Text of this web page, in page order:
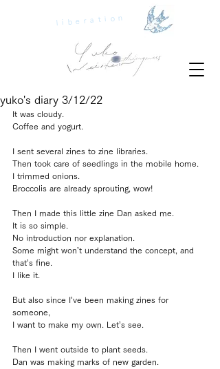
liberation
yuko's diary 3/12/22
It was cloudy.
Coffee and yogurt.
I sent several zines to zine libraries.
Then took care of seedlings in the mobile home.
I trimmed onions.
Broccolis are already sprouting, wow!
Then I made this little zine Dan asked me.
It is so simple.
No introduction nor explanation.
Some might won’t understand the concept, and
that’s fine.
I like it.
But also since I’ve been making zines for
someone,
I want to make my own. Let’s see.
Then I went outside to plant seeds.
Dan was making marks of new garden.